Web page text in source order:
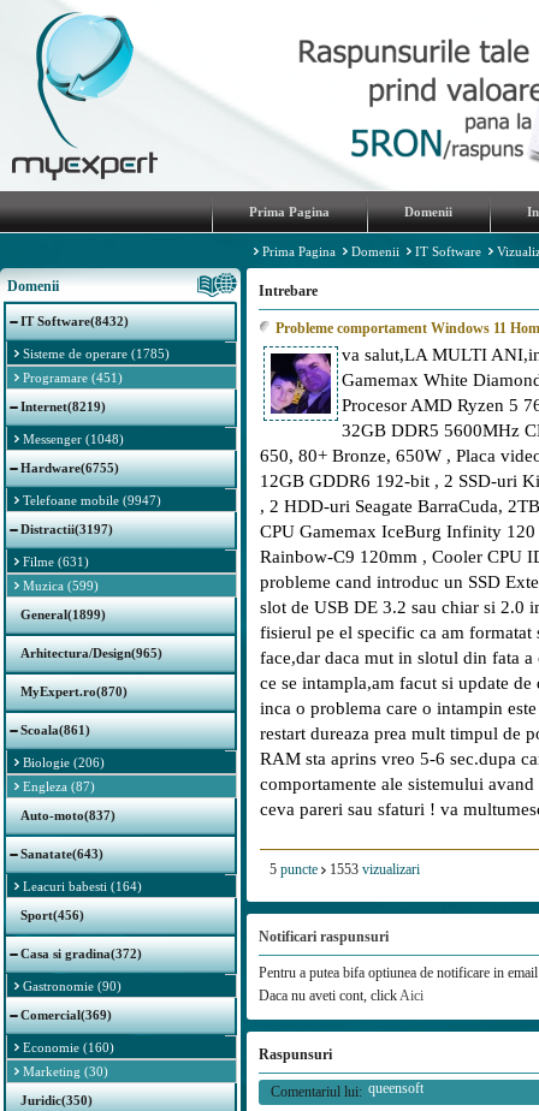
Prima Pagina Domenii
Domenii
IT Software(8432)
Sisteme de operare (1785)
Programare (451)
Internet(8219)
Messenger (1048)
Hardware(6755)
Telefoane mobile (9947)
Distractii(3197)
Filme (631)
Muzica (599)
General(1899)
Arhitectura/Design(965)
MyExpert.ro(870)
Scoala(861)
Biologie (206)
Engleza (87)
Auto-moto(837)
Sanatate(643)
Leacuri babesti (164)
Sport(456)
Casa si gradina(372)
Gastronomie (90)
Comercial(369)
Economie (160)
Marketing (30)
Juridic(350)
Prima Pagina Domenii IT Software
Intrebare
Probleme comportament Windows 11
va salut,LA MULTI
Gamemax White
Procesor AMD Ryzen 5
32GB DDR5 5600MHz
650, 80+ Bronze, 650W , Placa
12GB GDDR6 192-bit , 2 SSD-uri
, 2 HDD-uri Seagate BarraCuda,
CPU Gamemax IceBurg Infinity
Rainbow-C9 120mm , Cooler CPU
probleme cand introduc un SSD
slot de USB DE 3.2 sau chiar si 2.0
fisierul pe el specific ca am
face,dar daca mut in slotul din fata
ce se intampla,am facut si update
inca o problema care o intampin
restart dureaza prea mult timpul de
RAM sta aprins vreo 5-6 sec.dupa
comportamente ale sistemului
ceva pareri sau sfaturi ! va
5 puncte 1553 vizualizari
Notificari raspunsuri
Pentru a putea bifa optiunea de notificare in
Daca nu aveti cont, clickAici
Raspunsuri
Comentariul lui: queensoft